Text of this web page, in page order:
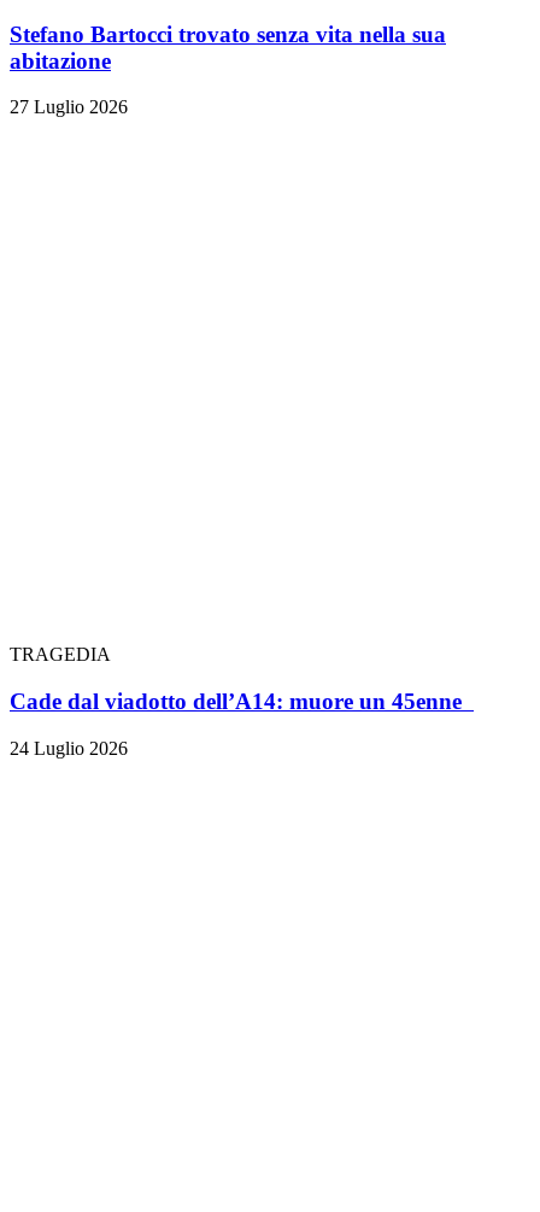
Stefano Bartocci trovato senza vita nella sua
abitazione
27 Luglio 2026
TRAGEDIA
Cade dal viadotto dell’A14: muore un 45enne
24 Luglio 2026